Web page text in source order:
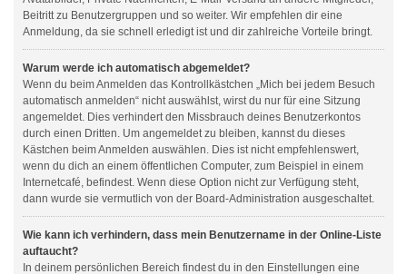
Beitritt zu Benutzergruppen und so weiter. Wir empfehlen dir eine
Anmeldung, da sie schnell erledigt ist und dir zahlreiche Vorteile bringt.
Warum werde ich automatisch abgemeldet?
Wenn du beim Anmelden das Kontrollkästchen „Mich bei jedem Besuch
automatisch anmelden“ nicht auswählst, wirst du nur für eine Sitzung
angemeldet. Dies verhindert den Missbrauch deines Benutzerkontos
durch einen Dritten. Um angemeldet zu bleiben, kannst du dieses
Kästchen beim Anmelden auswählen. Dies ist nicht empfehlenswert,
wenn du dich an einem öffentlichen Computer, zum Beispiel in einem
Internetcafé, befindest. Wenn diese Option nicht zur Verfügung steht,
dann wurde sie vermutlich von der Board-Administration ausgeschaltet.
Wie kann ich verhindern, dass mein Benutzername in der Online-Liste
auftaucht?
In deinem persönlichen Bereich findest du in den Einstellungen eine